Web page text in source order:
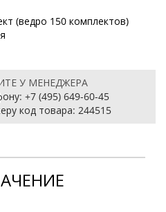
(ведро 150 комплектов)
У МЕНЕДЖЕРА
+7 (495) 649-60-45
код товара: 244515